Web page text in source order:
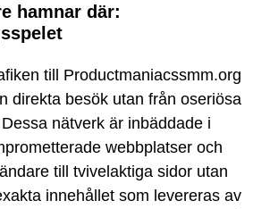
hamnar där:
till Productmaniacssmm.org
direkta besök utan från oseriösa
nätverk är inbäddade i
webbplatser och
till tvivelaktiga sidor utan
innehållet som levereras av